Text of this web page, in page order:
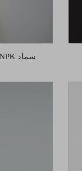
سماد NPK القابل للذوبان في الماء 30-10-10